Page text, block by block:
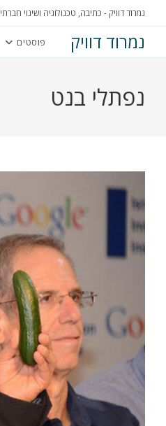
to
content
נמרוד דוויק - כתיבה, טכנולוגיה ושינוי חברתי
נמרוד דוויק פוסטים
נפתלי בנט